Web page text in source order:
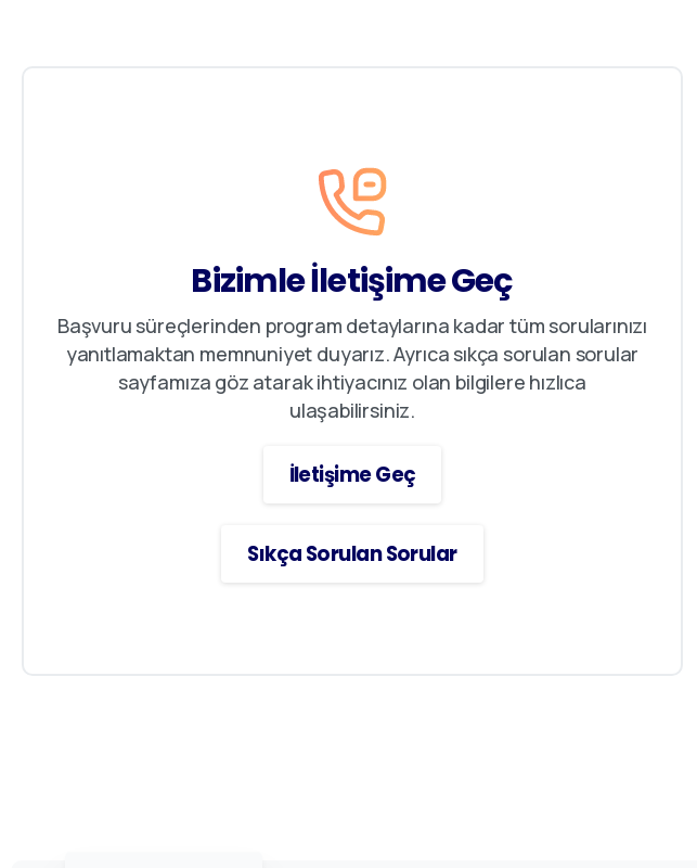
Bizimle İletişime Geç
Başvuru süreçlerinden program detaylarına kadar tüm sorularınızı
yanıtlamaktan memnuniyet duyarız. Ayrıca sıkça sorulan sorular
sayfamıza göz atarak ihtiyacınız olan bilgilere hızlıca
ulaşabilirsiniz.
İletişime Geç
Sıkça Sorulan Sorular